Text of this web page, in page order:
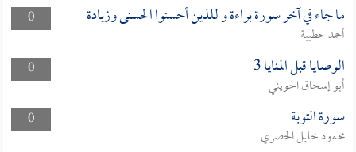
0 ما جاء في آخر سورة براءة و للذين أحسنوا الحسنى وزيادة
أحمد حطيبة
0
الوصايا قبل المنايا 3
أبو إسحاق الحويني
0
سورة التوبة
محمود خليل الحصري